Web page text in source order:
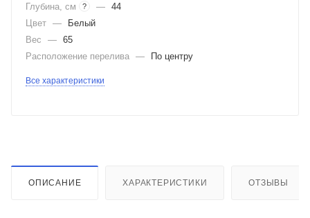
Глубина, см
? — 44
Цвет —
Белый
Вес
— 65
Расположение перелива — По центру
Все характеристики
ОПИСАНИЕ ХАРАКТЕРИСТИКИ ОТЗЫВЫ